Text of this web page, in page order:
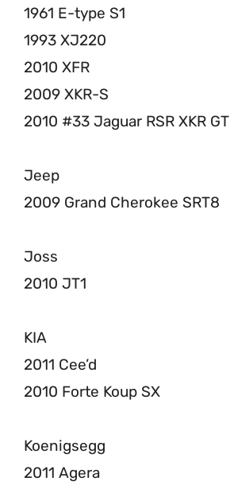
1961 E-type S1
1993 XJ220
2010 XFR
2009 XKR-S
2010 #33 Jaguar RSR XKR GT
Jeep
2009 Grand Cherokee SRT8
Joss
2010 JT1
KIA
2011 Cee’d
2010 Forte Koup SX
Koenigsegg
2011 Agera